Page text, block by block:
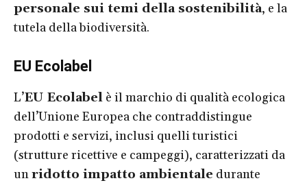
personale sui temi della sostenibilità, e la
tutela della biodiversità.
EU Ecolabel
L’EU Ecolabel è il marchio di qualità ecologica
dell’Unione Europea che contraddistingue
prodotti e servizi, inclusi quelli turistici
(strutture ricettive e campeggi), caratterizzati da
unridotto impatto ambientale durante